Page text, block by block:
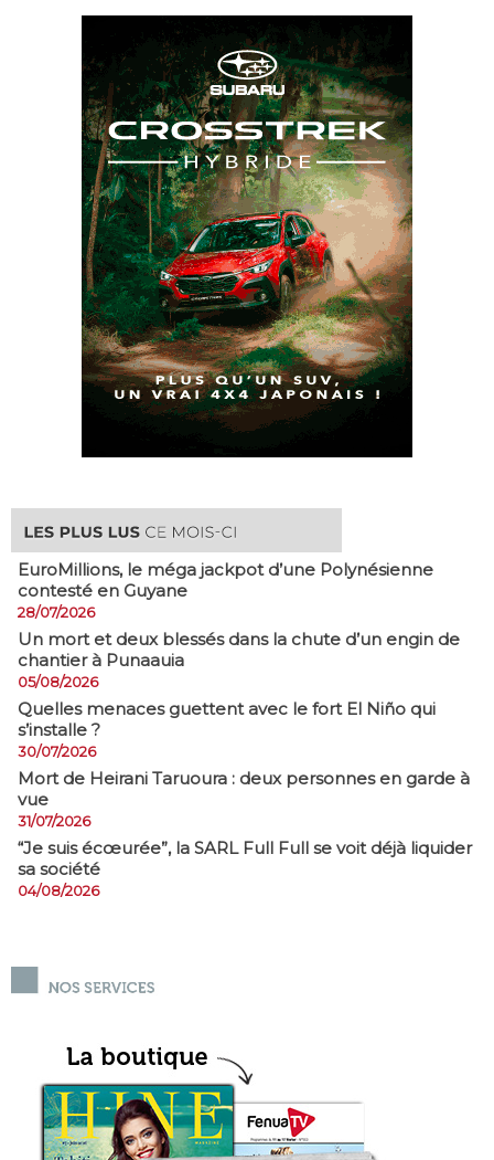
EuroMillions, ​le méga jackpot d’une Polynésienne
contesté en Guyane
28/07/2026
​Un mort et deux blessés dans la chute d’un engin de
chantier à Punaauia
05/08/2026
Quelles menaces guettent avec le fort El Niño qui
s’installe ?
30/07/2026
Mort de Heirani Taruoura : deux personnes en garde à
vue
31/07/2026
​“Je suis écœurée”, la SARL Full Full se voit déjà liquider
sa société
04/08/2026